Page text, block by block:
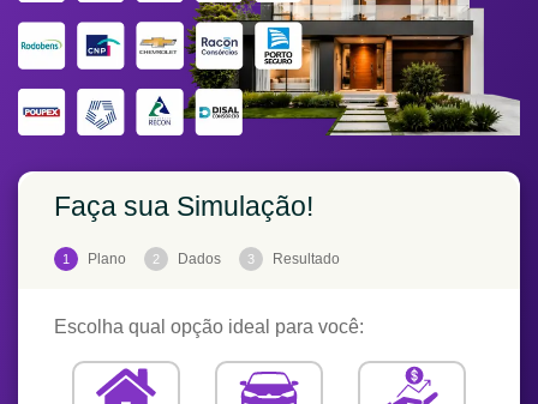
Faça sua Simulação!
1 Plano 2 Dados 3 Resultado
Escolha qual opção ideal para você: